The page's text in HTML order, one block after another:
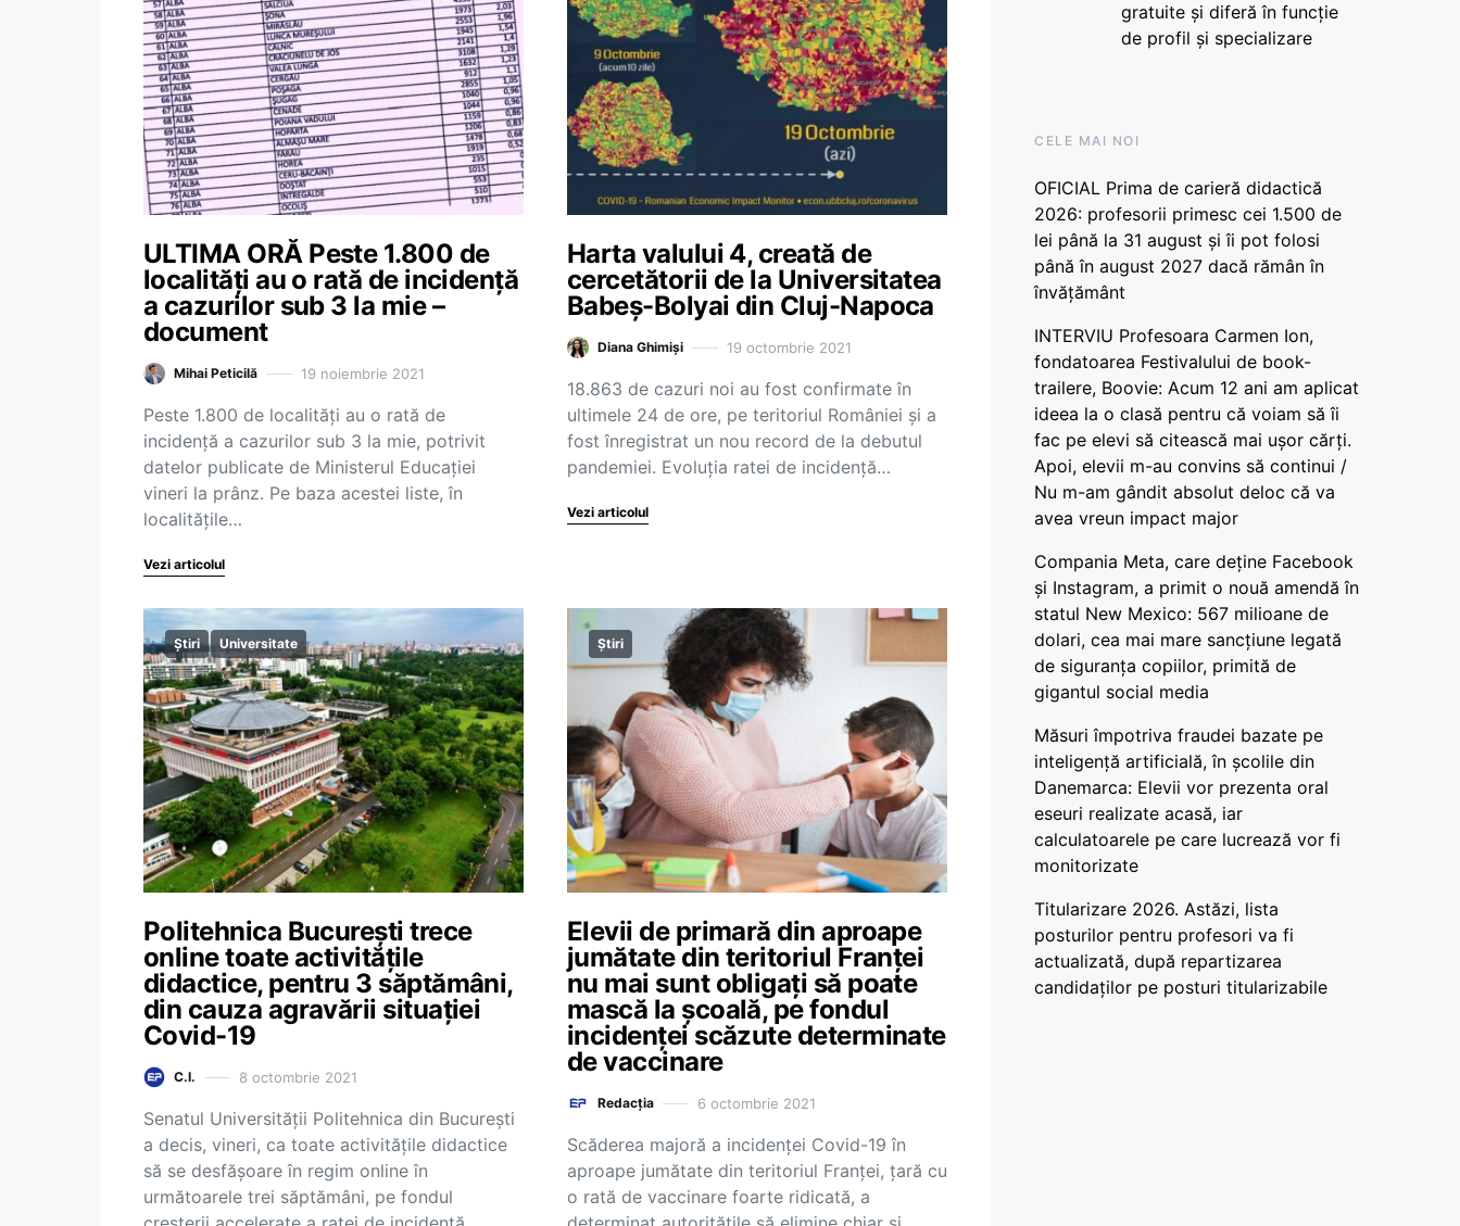
ULTIMA ORĂ Peste 1.800 de
localități au o rată de incidență
a cazurilor sub 3 la mie –
document
Mihai Peticilă 19 noiembrie 2021
Peste 1.800 de localități au o rată de
incidență a cazurilor sub 3 la mie, potrivit
datelor publicate de Ministerul Educației
vineri la prânz. Pe baza acestei liste, în
localitățile…
Vezi articolul
Harta valului 4, creată de
cercetătorii de la Universitatea
Babeș-Bolyai din Cluj-Napoca
Diana Ghimiși 19 octombrie 2021
18.863 de cazuri noi au fost confirmate în
ultimele 24 de ore, pe teritoriul României și a
fost înregistrat un nou record de la debutul
pandemiei. Evoluția ratei de incidență…
Vezi articolul
Știri Universitate
Politehnica București trece
online toate activitățile
didactice, pentru 3 săptămâni,
din cauza agravării situației
Covid-19
C.I. 8 octombrie 2021
Senatul Universității Politehnica din București
a decis, vineri, ca toate activitățile didactice
să se desfășoare în regim online în
următoarele trei săptămâni, pe fondul
Știri
Elevii de primară din aproape
jumătate din teritoriul Franței
nu mai sunt obligați să poate
mască la școală, pe fondul
incidenței scăzute determinate
de vaccinare
Redacția 6 octombrie 2021
Scăderea majoră a incidenței Covid-19 în
aproape jumătate din teritoriul Franței, țară cu
o rată de vaccinare foarte ridicată, a
gratuite și diferă în funcție
de profil și specializare
CELE MAI NOI
OFICIAL Prima de carieră didactică
2026: profesorii primesc cei 1.500 de
lei până la 31 august și îi pot folosi
până în august 2027 dacă rămân în
învățământ
INTERVIU Profesoara Carmen Ion,
fondatoarea Festivalului de book-
trailere, Boovie: Acum 12 ani am aplicat
ideea la o clasă pentru că voiam să îi
fac pe elevi să citească mai ușor cărți.
Apoi, elevii m-au convins să continui /
Nu m-am gândit absolut deloc că va
avea vreun impact major
Compania Meta, care deține Facebook
și Instagram, a primit o nouă amendă în
statul New Mexico: 567 milioane de
dolari, cea mai mare sancțiune legată
de siguranța copiilor, primită de
gigantul social media
Măsuri împotriva fraudei bazate pe
inteligență artificială, în școlile din
Danemarca: Elevii vor prezenta oral
eseuri realizate acasă, iar
calculatoarele pe care lucrează vor fi
monitorizate
Titularizare 2026. Astăzi, lista
posturilor pentru profesori va fi
actualizată, după repartizarea
candidaților pe posturi titularizabile